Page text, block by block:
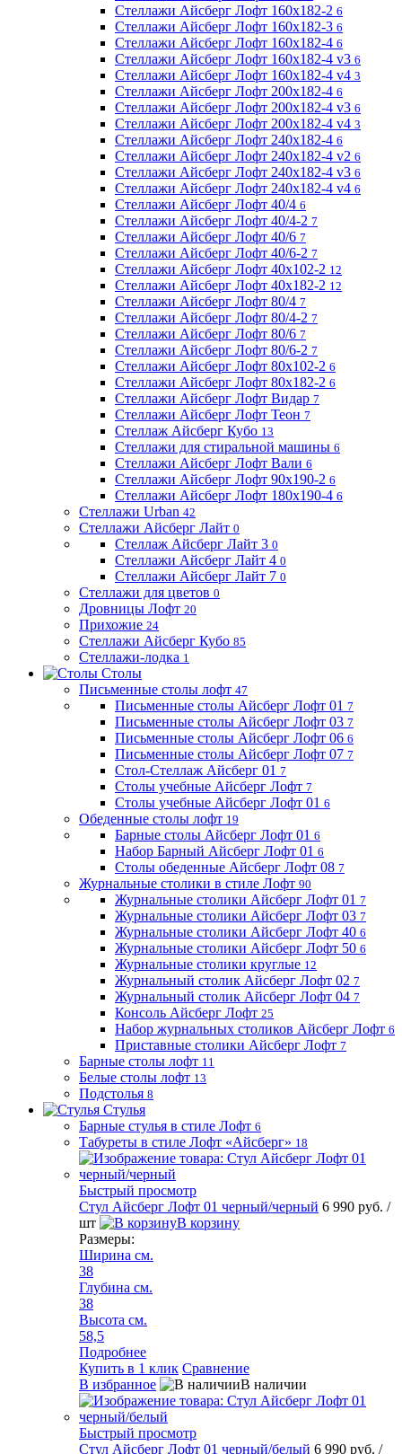
Стеллажи Айсберг Лофт 160х182-2 6
Стеллажи Айсберг Лофт 160х182-3 6
Стеллажи Айсберг Лофт 160х182-4 6
Стеллажи Айсберг Лофт 160х182-4 v3 6
Стеллажи Айсберг Лофт 160х182-4 v4 3
Стеллажи Айсберг Лофт 200х182-4 6
Стеллажи Айсберг Лофт 200х182-4 v3 6
Стеллажи Айсберг Лофт 200х182-4 v4 3
Стеллажи Айсберг Лофт 240х182-4 6
Стеллажи Айсберг Лофт 240х182-4 v2 6
Стеллажи Айсберг Лофт 240х182-4 v3 6
Стеллажи Айсберг Лофт 240х182-4 v4 6
Стеллажи Айсберг Лофт 40/4 6
Стеллажи Айсберг Лофт 40/4-2 7
Стеллажи Айсберг Лофт 40/6 7
Стеллажи Айсберг Лофт 40/6-2 7
Стеллажи Айсберг Лофт 40х102-2 12
Стеллажи Айсберг Лофт 40х182-2 12
Стеллажи Айсберг Лофт 80/4 7
Стеллажи Айсберг Лофт 80/4-2 7
Стеллажи Айсберг Лофт 80/6 7
Стеллажи Айсберг Лофт 80/6-2 7
Стеллажи Айсберг Лофт 80х102-2 6
Стеллажи Айсберг Лофт 80х182-2 6
Стеллажи Айсберг Лофт Видар 7
Стеллажи Айсберг Лофт Теон 7
Стеллаж Айсберг Кубо 13
Стеллажи для стиральной машины 6
Стеллажи Айсберг Лофт Вали 6
Стеллажи Айсберг Лофт 90х190-2 6
Стеллажи Айсберг Лофт 180х190-4 6
Стеллажи Urban 42
Стеллажи Айсберг Лайт 0
Стеллаж Айсберг Лайт 3 0
Стеллажи Айсберг Лайт 4 0
Стеллажи Айсберг Лайт 7 0
Стеллажи для цветов 0
Дровницы Лофт 20
Прихожие 24
Стеллажи Айсберг Кубо 85
Стеллажи-лодка 1
Столы
Письменные столы лофт 47
Письменные столы Айсберг Лофт 01 7
Письменные столы Айсберг Лофт 03 7
Письменные столы Айсберг Лофт 06 6
Письменные столы Айсберг Лофт 07 7
Стол-Стеллаж Айсберг 01 7
Столы учебные Айсберг Лофт 7
Столы учебные Айсберг Лофт 01 6
Обеденные столы лофт 19
Барные столы Айсберг Лофт 01 6
Набор Барный Айсберг Лофт 01 6
Столы обеденные Айсберг Лофт 08 7
Журнальные столики в стиле Лофт 90
Журнальные столики Айсберг Лофт 01 7
Журнальные столики Айсберг Лофт 03 7
Журнальные столики Айсберг Лофт 40 6
Журнальные столики Айсберг Лофт 50 6
Журнальные столики круглые 12
Журнальный столик Айсберг Лофт 02 7
Журнальный столик Айсберг Лофт 04 7
Консоль Айсберг Лофт 25
Набор журнальных столиков Айсберг Лофт 6
Приставные столики Айсберг Лофт 7
Барные столы лофт 11
Белые столы лофт 13
Подстолья 8
Стулья
Барные стулья в стиле Лофт 6
Табуреты в стиле Лофт «Айсберг» 18
Быстрый просмотр
Стул Айсберг Лофт 01 черный/черный 6 990 руб. /
шт
В корзину
Размеры:
Ширина см.
38
Глубина см.
38
Высота см.
58,5
Подробнее
Купить в 1 клик Сравнение
В избранное
В наличии
Быстрый просмотр
Стул Айсберг Лофт 01 черный/белый 6 990 руб. /